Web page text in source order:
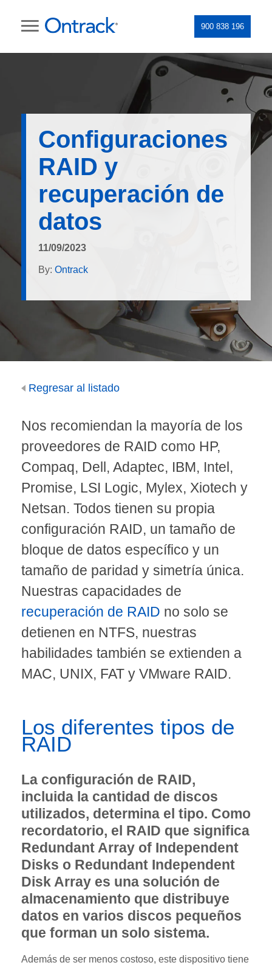
900 838 196
Configuraciones
RAID y
recuperación de
datos
11/09/2023
By: Ontrack
Regresar al listado
Nos recomiendan la mayoría de los
proveedores de RAID como HP,
Compaq, Dell, Adaptec, IBM, Intel,
Promise, LSI Logic, Mylex, Xiotech y
Netsan. Todos tienen su propia
configuración RAID, un tamaño de
bloque de datos específico y un
tamaño de paridad y simetría única.
Nuestras capacidades de
recuperación de RAID no solo se
detienen en NTFS, nuestras
habilidades también se extienden a
MAC, UNIX, FAT y VMware RAID.
Los diferentes tipos de
RAID
La configuración de RAID,
incluida la cantidad de discos
utilizados, determina el tipo. Como
recordatorio, el RAID que significa
Redundant Array of Independent
Disks o Redundant Independent
Disk Array es una solución de
almacenamiento que distribuye
datos en varios discos pequeños
que forman un solo sistema.
Además de ser menos costoso, este dispositivo tiene